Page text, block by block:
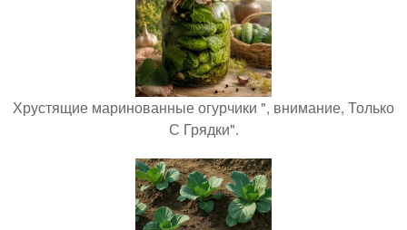
Хрустящие маринованные огурчики ", внимание, Только
С Грядки".